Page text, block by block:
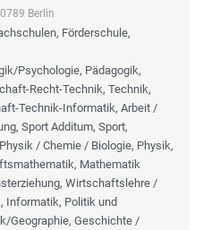
Berlin
Förderschule,
Psychologie, Pädagogik,
Recht-Technik, Technik,
Technik-Informatik, Arbeit /
Sport Additum, Sport,
/ Chemie / Biologie, Physik,
Mathematik
Wirtschaftslehre /
Politik und
Geographie, Geschichte /